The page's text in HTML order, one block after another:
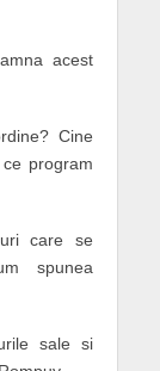
acest
Cine
program
care se
spunea
sale si